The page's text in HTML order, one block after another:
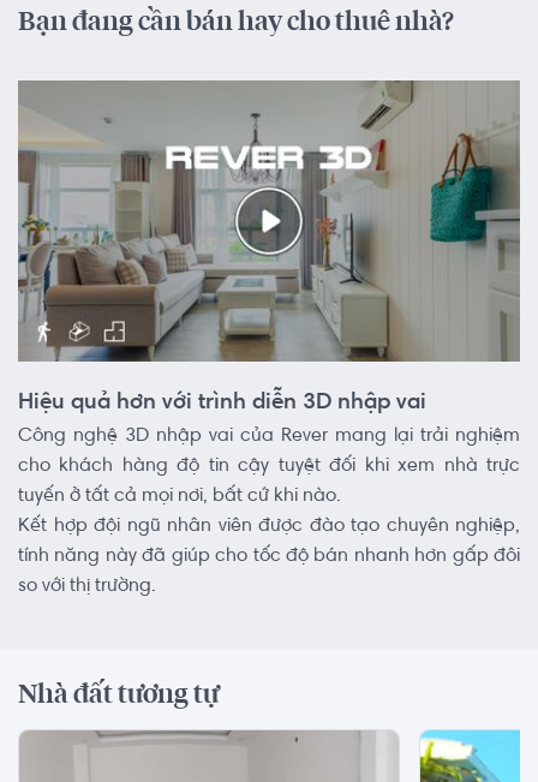
Bạn đang cần bán hay cho thuê nhà?
Hiệu quả hơn với trình diễn 3D nhập vai
Công nghệ 3D nhập vai của Rever mang lại trải nghiệm
cho khách hàng độ tin cậy tuyệt đối khi xem nhà trực
tuyến ở tất cả mọi nơi, bất cứ khi nào.
Kết hợp đội ngũ nhân viên được đào tạo chuyên nghiệp,
tính năng này đã giúp cho tốc độ bán nhanh hơn gấp đôi
so với thị trường.
Nhà đất tương tự